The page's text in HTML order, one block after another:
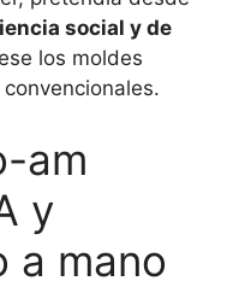
social y de
los moldes
am
y
a mano